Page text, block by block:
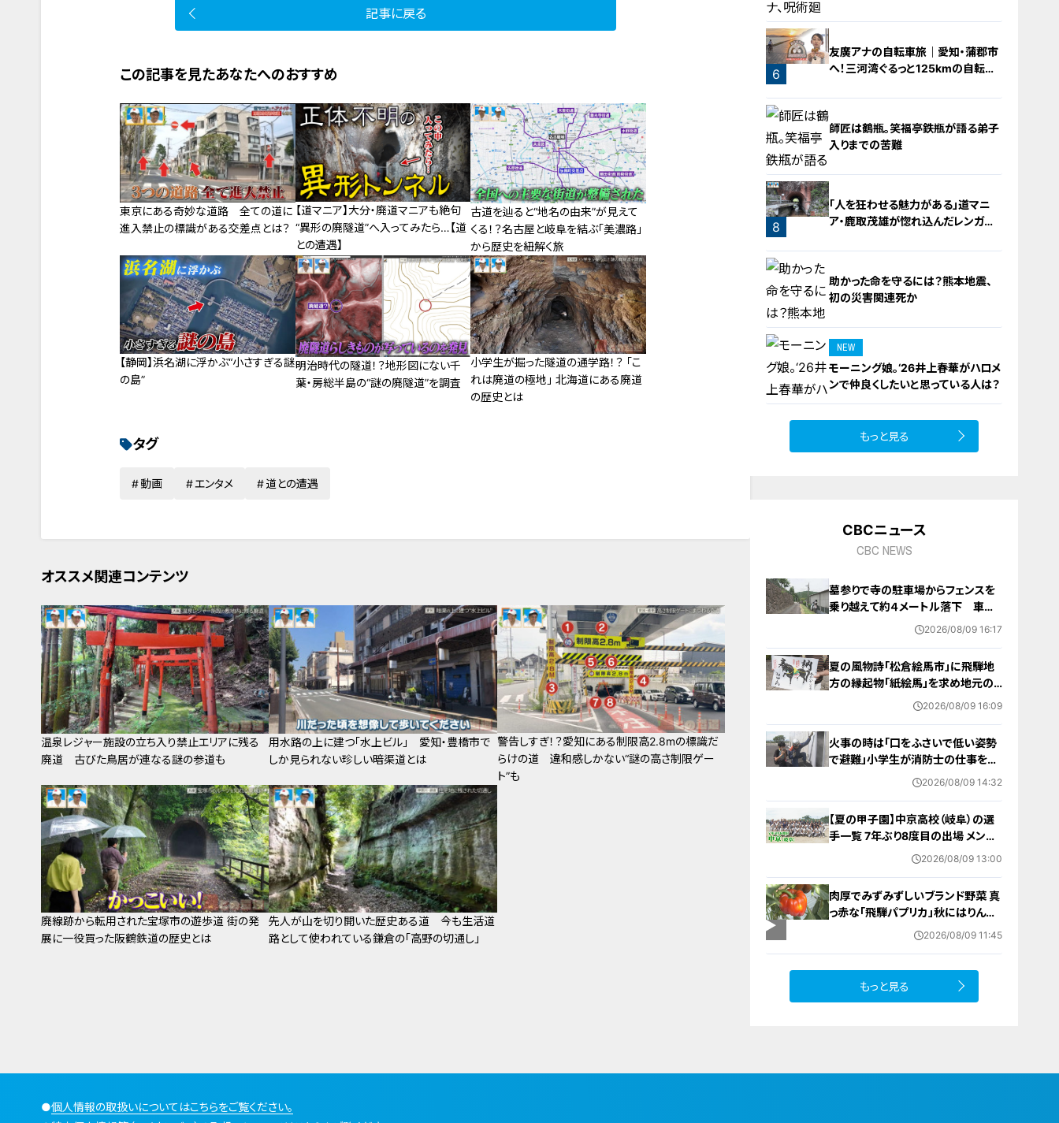
記事に戻る
この記事を見たあなたへのおすすめ
東京にある奇妙な道路 全ての道に
進入禁止の標識がある交差点とは？
【道マニア】大分・廃道マニアも絶句
“異形の廃隧道”へ入ってみたら…【道
との遭遇】
古道を辿ると“地名の由来”が見えて
くる！？名古屋と岐阜を結ぶ「美濃路」
から歴史を紐解く旅
【静岡】浜名湖に浮かぶ“小さすぎる謎
の島”
明治時代の隧道！？地形図にない千
葉・房総半島の“謎の廃隧道”を調査
小学生が掘った隧道の通学路！？ 「こ
れは廃道の極地」 北海道にある廃道
の歴史とは
タグ
動画 エンタメ 道との遭遇
オススメ関連コンテンツ
温泉レジャー施設の立ち入り禁止エリアに残る
廃道 古びた鳥居が連なる謎の参道も
用水路の上に建つ「水上ビル」 愛知・豊橋市で
しか見られない珍しい暗渠道とは
警告しすぎ！？愛知にある制限高2.8mの標識だ
らけの道 違和感しかない“謎の高さ制限ゲー
ト”も
廃線跡から転用された宝塚市の遊歩道 街の発
展に一役買った阪鶴鉄道の歴史とは
先人が山を切り開いた歴史ある道 今も生活道
路として使われている鎌倉の「高野の切通し」
4
5
6
友廣アナの自転車旅｜愛知・蒲郡市
へ！三河湾ぐるっと125kmの自転車
7
師匠は鶴瓶。笑福亭鉄瓶が語る弟子
入りまでの苦難
8
「人を狂わせる魅力がある」道マニ
ア・鹿取茂雄が惚れ込んだレンガの
9
助かった命を守るには？熊本地震、
初の災害関連死か
NEW
モーニング娘。‘26井上春華がハロメ
ンで仲良くしたいと思っている人は？
もっと見る
CBCニュース
CBC NEWS
墓参りで寺の駐車場からフェンスを
乗り越えて約４メートル落下 車に
乗っていた家族３人けが 岐阜・山
2026/08/09 16:17
夏の風物詩「松倉絵馬市」に飛騨地
方の縁起物「紙絵馬」を求め地元の
人や観光客が訪れる 幸せが駆け込
2026/08/09 16:09
火事の時は「口をふさいで低い姿勢
で避難」小学生が消防士の仕事を体
2026/08/09 14:32
【夏の甲子園】中京高校（岐阜）の選
手一覧 7年ぶり8度目の出場 メンバ
ー・出身中学・特徴は？高校野球
2026/08/09 13:00
肉厚でみずみずしいブランド野菜 真
っ赤な「飛騨パプリカ」秋にはりんご
のように甘い 岐阜・高山市の東農
2026/08/09 11:45
もっと見る
●個人情報の取扱いについてはこちらをご覧ください。